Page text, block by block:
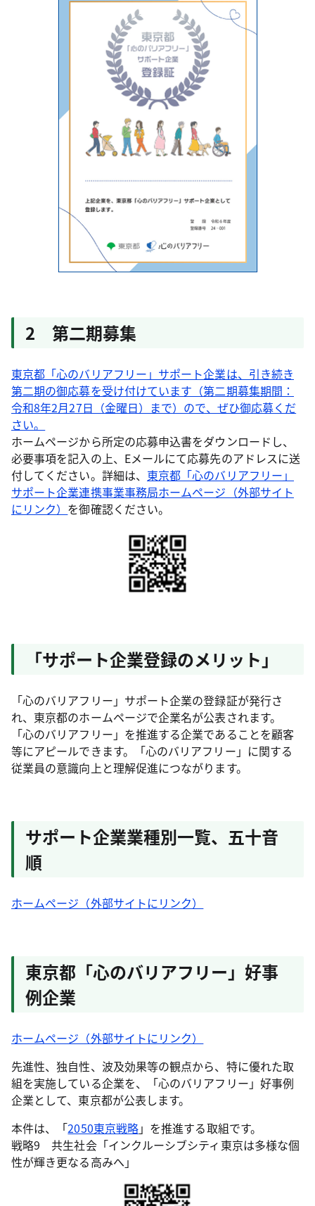
2 第二期募集
東京都「心のバリアフリー」サポート企業は、引き続き
第二期の御応募を受け付けています（第二期募集期間：
令和8年2月27日（金曜日）まで）ので、ぜひ御応募くだ
さい。
ホームページから所定の応募申込書をダウンロードし、
必要事項を記入の上、Eメールにて応募先のアドレスに送
付してください。詳細は、 東京都「心のバリアフリー」
サポート企業連携事業事務局ホームページ（外部サイト
にリンク） を御確認ください。
「サポート企業登録のメリット」
「心のバリアフリー」サポート企業の登録証が発行さ
れ、東京都のホームページで企業名が公表されます。
「心のバリアフリー」を推進する企業であることを顧客
等にアピールできます。「心のバリアフリー」に関する
従業員の意識向上と理解促進につながります。
サポート企業業種別一覧、五十音
順
ホームページ（外部サイトにリンク）
東京都「心のバリアフリー」好事
例企業
ホームページ（外部サイトにリンク）
先進性、独自性、波及効果等の観点から、特に優れた取
組を実施している企業を、「心のバリアフリー」好事例
企業として、東京都が公表します。
本件は、「2050東京戦略」を推進する取組です。
戦略9 共生社会「インクルーシブシティ東京は多様な個
性が輝き更なる高みへ」